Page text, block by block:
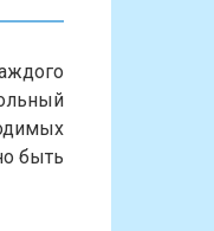
быть